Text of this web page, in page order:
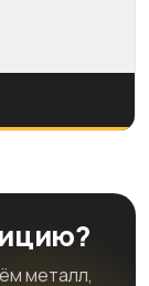
металл,